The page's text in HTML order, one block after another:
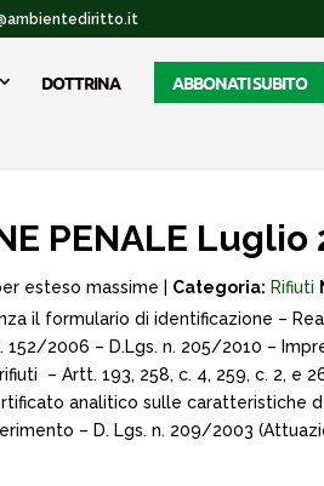
DOTTRINA ABBONATI SUBITO
PENALE Luglio
esteso massime | Categoria: Rifiuti
il formulario di identificazione –
152/2006 – D.Lgs. n. 205/2010 –
– Artt. 193, 258, c. 4, 259, c. 2, e
analitico sulle caratteristiche
– D. Lgs. n. 209/2003